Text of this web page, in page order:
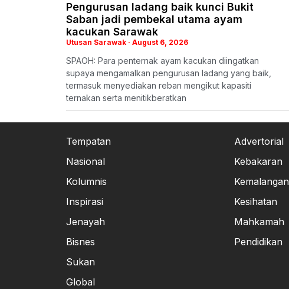
Pengurusan ladang baik kunci Bukit
Saban jadi pembekal utama ayam
kacukan Sarawak
Utusan Sarawak August 6, 2026
SPAOH: Para penternak ayam kacukan diingatkan
supaya mengamalkan pengurusan ladang yang baik,
termasuk menyediakan reban mengikut kapasiti
ternakan serta menitikberatkan
Tempatan
Nasional
Kolumnis
Inspirasi
Jenayah
Bisnes
Sukan
Global
Advertorial
Kebakaran
Kemalangan
Kesihatan
Mahkamah
Pendidikan